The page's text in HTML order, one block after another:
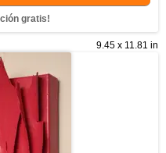
gratis!
9.45 x 11.81 in